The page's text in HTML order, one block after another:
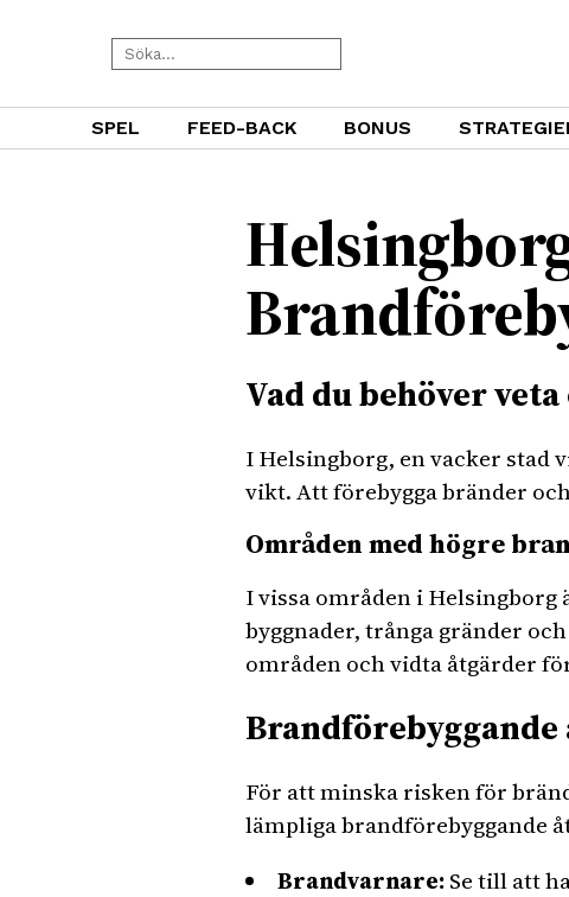
SPEL FEED-BACK BONUS
Vad du behöver
I Helsingborg, en vacker stad
vikt. Att förebygga bränder
Områden med högre
I vissa områden i
byggnader, trånga gränder
områden och vidta åtgärder
För att minska risken för
lämpliga brandförebyggande
Brandvarnare:Se till att